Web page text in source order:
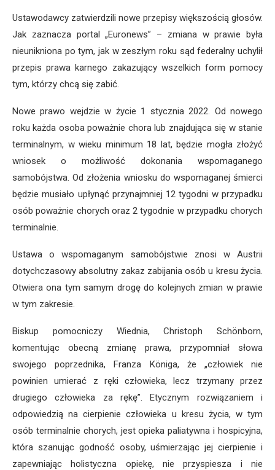
Ustawodawcy zatwierdzili nowe przepisy większością głosów.
Jak zaznacza portal „Euronews” – zmiana w prawie była
nieunikniona po tym, jak w zeszłym roku sąd federalny uchylił
przepis prawa karnego zakazujący wszelkich form pomocy
tym, którzy chcą się zabić.
Nowe prawo wejdzie w życie 1 stycznia 2022. Od nowego
roku każda osoba poważnie chora lub znajdująca się w stanie
terminalnym, w wieku minimum 18 lat, będzie mogła złożyć
wniosek o możliwość dokonania wspomaganego
samobójstwa. Od złożenia wniosku do wspomaganej śmierci
będzie musiało upłynąć przynajmniej 12 tygodni w przypadku
osób poważnie chorych oraz 2 tygodnie w przypadku chorych
terminalnie.
Ustawa o wspomaganym samobójstwie znosi w Austrii
dotychczasowy absolutny zakaz zabijania osób u kresu życia.
Otwiera ona tym samym drogę do kolejnych zmian w prawie
w tym zakresie.
Biskup pomocniczy Wiednia, Christoph Schönborn,
komentując obecną zmianę prawa, przypomniał słowa
swojego poprzednika, Franza Königa, że „człowiek nie
powinien umierać z ręki człowieka, lecz trzymany przez
drugiego człowieka za rękę”. Etycznym rozwiązaniem i
odpowiedzią na cierpienie człowieka u kresu życia, w tym
osób terminalnie chorych, jest opieka paliatywna i hospicyjna,
która szanując godność osoby, uśmierzając jej cierpienie i
zapewniając holistyczna opiekę, nie przyspiesza i nie